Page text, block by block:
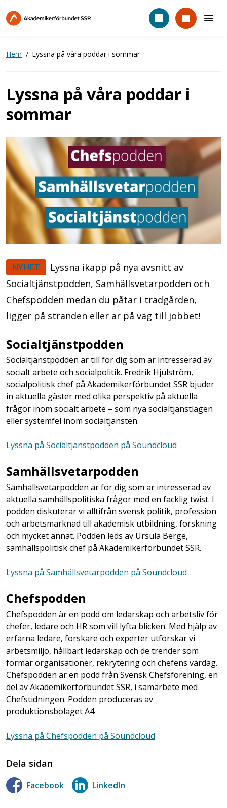
till
Hem Lyssna på våra poddar i sommar
Lyssna på våra poddar i
sommar
NYHET
Lyssna ikapp på nya avsnitt av
Socialtjänstpodden, Samhällsvetarpodden och
Chefspodden medan du påtar i trädgården,
ligger på stranden eller är på väg till jobbet!
Socialtjänstpodden
Socialtjänstpodden är till för dig som är intresserad av
socialt arbete och socialpolitik. Fredrik Hjulström,
socialpolitisk chef på Akademikerförbundet SSR bjuder
in aktuella gäster med olika perspektiv på aktuella
frågor inom socialt arbete – som nya socialtjänstlagen
eller systemfel inom socialtjänsten.
Lyssna på Socialtjänstpodden på Soundcloud
Samhällsvetarpodden
Samhällsvetarpodden är för dig som är intresserad av
aktuella samhällspolitiska frågor med en facklig twist. I
podden diskuterar vi alltifrån svensk politik, profession
och arbetsmarknad till akademisk utbildning, forskning
och mycket annat. Podden leds av Ursula Berge,
samhällspolitisk chef på Akademikerförbundet SSR.
Lyssna på Samhällsvetarpodden på Soundcloud
Chefspodden
Chefspodden är en podd om ledarskap och arbetsliv för
chefer, ledare och HR som vill lyfta blicken. Med hjälp av
erfarna ledare, forskare och experter utforskar vi
arbetsmiljö, hållbart ledarskap och de trender som
formar organisationer, rekrytering och chefens vardag.
Chefspodden är en podd från Svensk Chefsförening, en
del av Akademikerförbundet SSR, i samarbete med
Chefstidningen. Podden produceras av
produktionsbolaget A4.
Lyssna på Chefspodden på Soundcloud
Dela sidan
Facebook LinkedIn